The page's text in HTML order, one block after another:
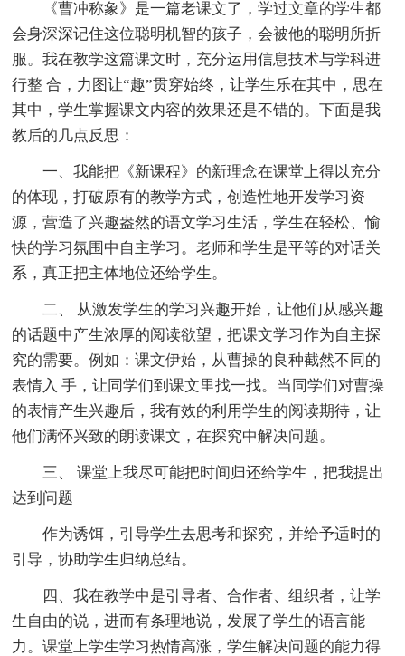
《曹冲称象》是一篇老课文了，学过文章的学生都
会身深深记住这位聪明机智的孩子，会被他的聪明所折
服。我在教学这篇课文时，充分运用信息技术与学科进
行整 合，力图让“趣”贯穿始终，让学生乐在其中，思在
其中，学生掌握课文内容的效果还是不错的。下面是我
教后的几点反思：
一、我能把《新课程》的新理念在课堂上得以充分
的体现，打破原有的教学方式，创造性地开发学习资
源，营造了兴趣盎然的语文学习生活，学生在轻松、愉
快的学习氛围中自主学习。老师和学生是平等的对话关
系，真正把主体地位还给学生。
二、 从激发学生的学习兴趣开始，让他们从感兴趣
的话题中产生浓厚的阅读欲望，把课文学习作为自主探
究的需要。例如：课文伊始，从曹操的良种截然不同的
表情入 手，让同学们到课文里找一找。当同学们对曹操
的表情产生兴趣后，我有效的利用学生的阅读期待，让
他们满怀兴致的朗读课文，在探究中解决问题。
三、 课堂上我尽可能把时间归还给学生，把我提出
达到问题
作为诱饵，引导学生去思考和探究，并给予适时的
引导，协助学生归纳总结。
四、我在教学中是引导者、合作者、组织者，让学
生自由的说，进而有条理地说，发展了学生的语言能
力。课堂上学生学习热情高涨，学生解决问题的能力得